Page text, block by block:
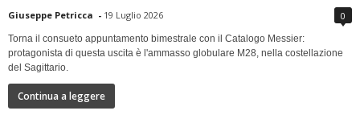
Giuseppe Petricca - 19 Luglio 2026 0
Torna il consueto appuntamento bimestrale con il Catalogo Messier:
protagonista di questa uscita è l'ammasso globulare M28, nella costellazione
del Sagittario.
Continua a leggere